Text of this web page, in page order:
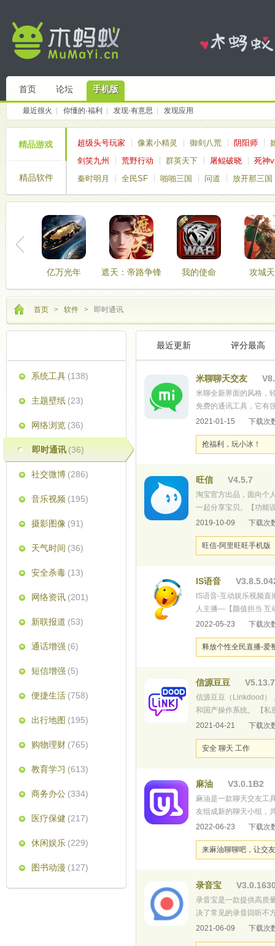
首页 论坛 手机版
最近很火 你懂的·福利 发现·有意思 发现应用
精品游戏
精品软件
超级头号玩家 像素小精灵 御剑八荒 阴阳师
剑笑九州
荒野行动 群英天下 屠鲲破晓
死神
秦时明月
全民SF 啪啪三国 问道 放开那三国
亿万光年 遮天：帝路争锋 我的使命 攻城
首页 > 软件 > 即时通讯
系统工具 (138)
主题壁纸 (23)
网络浏览 (36)
即时通讯 (36)
社交微博 (286)
音乐视频 (195)
摄影图像 (91)
天气时间 (36)
安全杀毒 (13)
网络资讯 (201)
新联报道 (53)
通话增强 (6)
短信增强 (5)
便捷生活 (758)
出行地图 (195)
购物理财 (765)
教育学习 (613)
商务办公 (334)
医疗保健 (217)
休闲娱乐 (229)
图书动漫 (127)
最近更新 评分最高
米聊聊天交友
米聊全新界面的风格，
免费的通讯工具，它有
聊公会以非常好的管理
2021-01-15 下载次
抢福利，玩小冰！
旺信 V4.5.7
淘宝官方出品，面向个
一起分享宝贝。【功能
提供丰富表情3. 淘宝宝
2019-10-09 下载次
旺信-阿里旺旺手机版
IS语音
IS语音-互动娱乐视频
人主播---【颜值担当
高人气粉丝,实至名归
2022-05-23 下载次
释放个性全民直播-爱
信源豆豆 V5.13.7
信源豆豆（Linkdood）
和国产操作系统。 【私
选择只与信任的外部服
2021-04-21 下载次
安全 聊天 工作
麻油 V3.0.1B2
麻油是一款聊天交友工
友组成新的聊天小组，
约饭/约牌/约玩...，分
2022-06-23 下载次
来麻油聊聊吧，让交
录音宝
录音宝是一款提供高质
决了常见的录音回听不
求，欢迎体验。【功能
2021-06-09 下载次